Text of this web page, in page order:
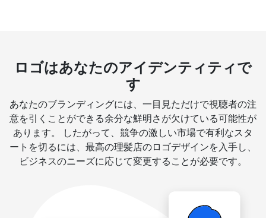
ロゴはあなたのアイデンティティで
す
あなたのブランディングには、一目見ただけで視聴者の注
意を引くことができる余分な鮮明さが欠けている可能性が
あります。 したがって、競争の激しい市場で有利なスタ
ートを切るには、最高の理髪店のロゴデザインを入手し、
ビジネスのニーズに応じて変更することが必要です。